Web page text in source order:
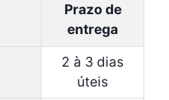
Prazo de
entrega
2 à 3 dias
úteis